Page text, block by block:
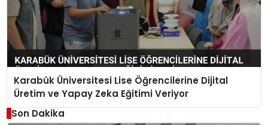
Karabük Üniversitesi Lise Öğrencilerine Dijital
Üretim ve Yapay Zeka Eğitimi Veriyor
Son Dakika